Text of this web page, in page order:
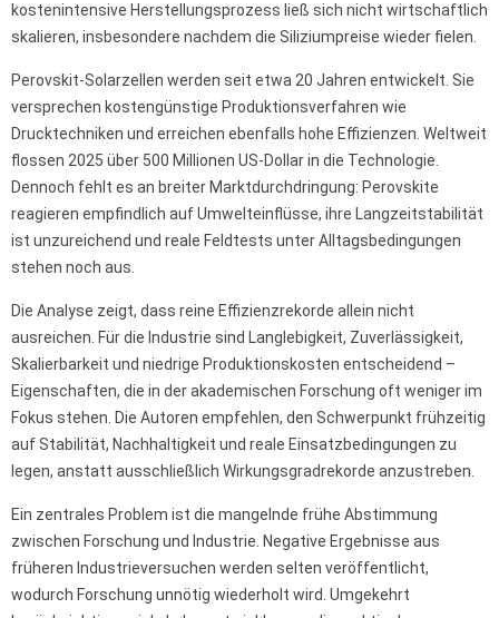
kostenintensive Herstellungsprozess ließ sich nicht wirtschaftlich
skalieren, insbesondere nachdem die Siliziumpreise wieder fielen.
Perovskit-Solarzellen werden seit etwa 20 Jahren entwickelt. Sie
versprechen kostengünstige Produktionsverfahren wie
Drucktechniken und erreichen ebenfalls hohe Effizienzen. Weltweit
flossen 2025 über 500 Millionen US-Dollar in die Technologie.
Dennoch fehlt es an breiter Marktdurchdringung: Perovskite
reagieren empfindlich auf Umwelteinflüsse, ihre Langzeitstabilität
ist unzureichend und reale Feldtests unter Alltagsbedingungen
stehen noch aus.
Die Analyse zeigt, dass reine Effizienzrekorde allein nicht
ausreichen. Für die Industrie sind Langlebigkeit, Zuverlässigkeit,
Skalierbarkeit und niedrige Produktionskosten entscheidend –
Eigenschaften, die in der akademischen Forschung oft weniger im
Fokus stehen. Die Autoren empfehlen, den Schwerpunkt frühzeitig
auf Stabilität, Nachhaltigkeit und reale Einsatzbedingungen zu
legen, anstatt ausschließlich Wirkungsgradrekorde anzustreben.
Ein zentrales Problem ist die mangelnde frühe Abstimmung
zwischen Forschung und Industrie. Negative Ergebnisse aus
früheren Industrieversuchen werden selten veröffentlicht,
wodurch Forschung unnötig wiederholt wird. Umgekehrt